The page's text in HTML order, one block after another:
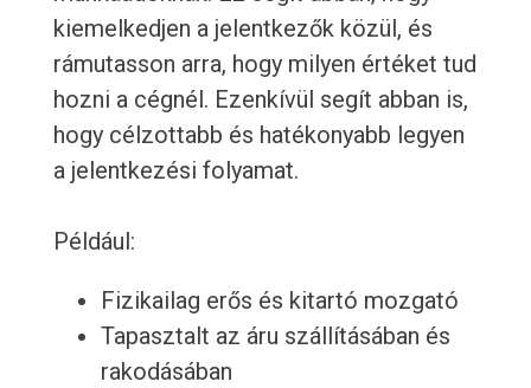
kiemelkedjen a jelentkezők közül, és
rámutasson arra, hogy milyen értéket tud
hozni a cégnél. Ezenkívül segít abban is,
hogy célzottabb és hatékonyabb legyen
a jelentkezési folyamat.
Például:
Fizikailag erős és kitartó mozgató
Tapasztalt az áru szállításában és
rakodásában